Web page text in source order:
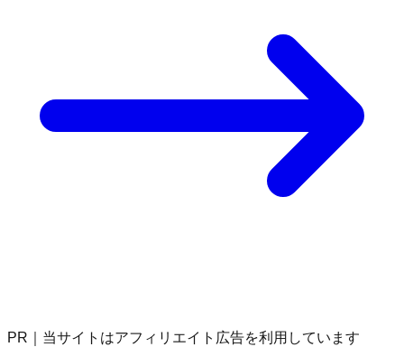
PR｜当サイトはアフィリエイト広告を利用しています